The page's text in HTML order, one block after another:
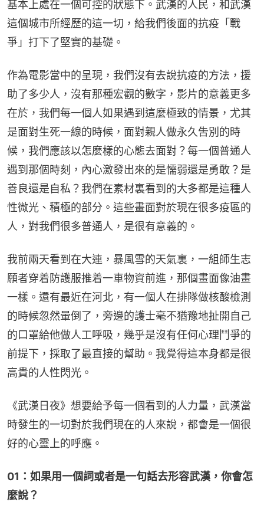
基本上處在一個可控的狀態下。武漢的人民，和武漢
這個城市所經歷的這一切，給我們後面的抗疫「戰
爭」打下了堅實的基礎。
作為電影當中的呈現，我們沒有去說抗疫的方法，援
助了多少人，沒有那種宏觀的數字，影片的意義更多
在於，我們每一個人如果遇到這麼極致的情景，尤其
是面對生死一線的時候，面對親人做永久吿別的時
候，我們應該以怎麼樣的心態去面對？每一個普通人
遇到那個時刻，內心激發出來的是懦弱還是勇敢？是
善良還是自私？我們在素材裏看到的大多都是這種人
性微光、積極的部分。這些畫面對於現在很多疫區的
人，對我們很多普通人，是很有意義的。
我前兩天看到在大連，暴風雪的天氣裏，一組師生志
願者穿着防護服推着一車物資前進，那個畫面像油畫
一樣。還有最近在河北，有一個人在排隊做核酸檢測
的時候忽然暈倒了，旁邊的護士毫不猶豫地扯開自己
的口罩給他做人工呼吸，幾乎是沒有任何心理鬥爭的
前提下，採取了最直接的幫助。我覺得這本身都是很
高貴的人性閃光。
《武漢日夜》想要給予每一個看到的人力量，武漢當
時發生的一切對於我們現在的人來說，都會是一個很
好的心靈上的呼應。
01：如果用一個詞或者是一句話去形容武漢，你會怎
麼說？